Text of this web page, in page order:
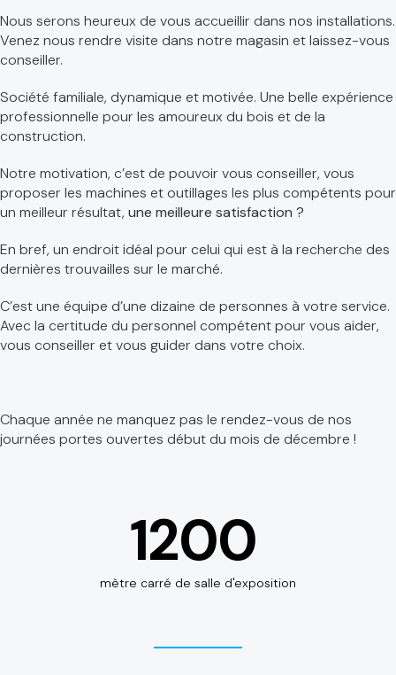
Nous serons heureux de vous accueillir dans nos installations.
Venez nous rendre visite dans notre magasin et laissez-vous
conseiller.
Société familiale, dynamique et motivée. Une belle expérience
professionnelle pour les amoureux du bois et de la
construction.
Notre motivation, c’est de pouvoir vous conseiller, vous
proposer les machines et outillages les plus compétents pour
un meilleur résultat, une meilleure satisfaction ?
En bref, un endroit idéal pour celui qui est à la recherche des
dernières trouvailles sur le marché.
C’est une équipe d’une dizaine de personnes à votre service.
Avec la certitude du personnel compétent pour vous aider,
vous conseiller et vous guider dans votre choix.
Chaque année ne manquez pas le rendez-vous de nos
journées portes ouvertes début du mois de décembre !
1200
mètre carré de salle d'exposition